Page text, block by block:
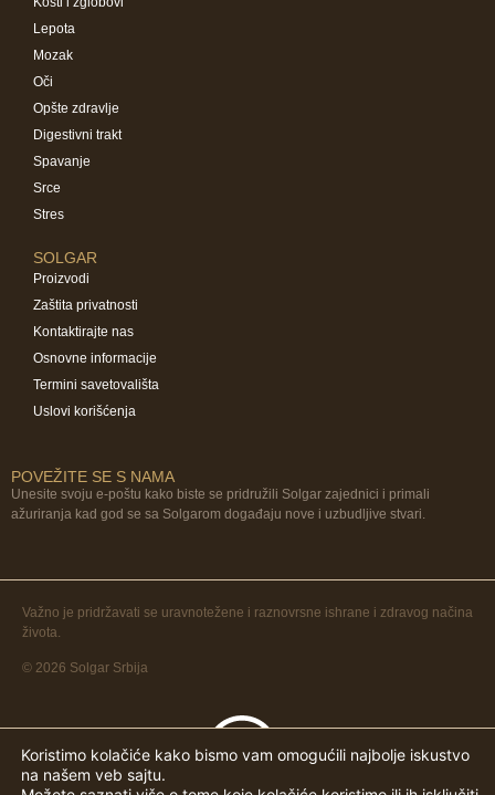
Lepota
Mozak
Oči
Opšte zdravlje
Digestivni trakt
Spavanje
Srce
Stres
SOLGAR
Proizvodi
Zaštita privatnosti
Kontaktirajte nas
Osnovne informacije
Termini savetovališta
Uslovi korišćenja
POVEŽITE SE S NAMA
Unesite svoju e-poštu kako biste se pridružili Solgar zajednici i primali
ažuriranja kad god se sa Solgarom događaju nove i uzbudljive stvari.
Važno je pridržavati se uravnotežene i raznovrsne ishrane i zdravog načina
života.
© 2026 Solgar Srbija
Koristimo kolačiće kako bismo vam omogućili najbolje iskustvo
na našem veb sajtu.